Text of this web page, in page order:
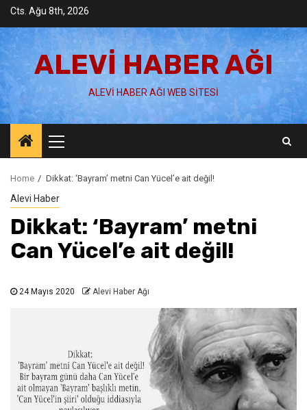
Skip
content
Cts. Ağu 8th, 2026
ALEVI HABER AĞI
ALEVI HABER AĞI WEB SITESI
Menu
Home Dikkat: ‘Bayram’ metni Can Yücel’e ait değil!
Alevi Haber
Dikkat: ‘Bayram’ metni
Can Yücel’e ait değil!
24 Mayıs 2020 Alevi Haber Ağı